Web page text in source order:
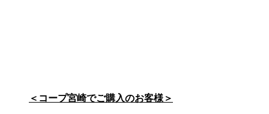
＜コープ宮崎でご購入のお客様＞